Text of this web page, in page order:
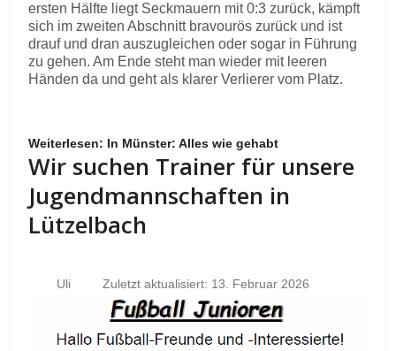
ersten Hälfte liegt Seckmauern mit 0:3 zurück, kämpft
sich im zweiten Abschnitt bravourös zurück und ist
drauf und dran auszugleichen oder sogar in Führung
zu gehen. Am Ende steht man wieder mit leeren
Händen da und geht als klarer Verlierer vom Platz.
Weiterlesen: In Münster: Alles wie gehabt
Wir suchen Trainer für unsere
Jugendmannschaften in
Lützelbach
Uli Zuletzt aktualisiert: 13. Februar 2026